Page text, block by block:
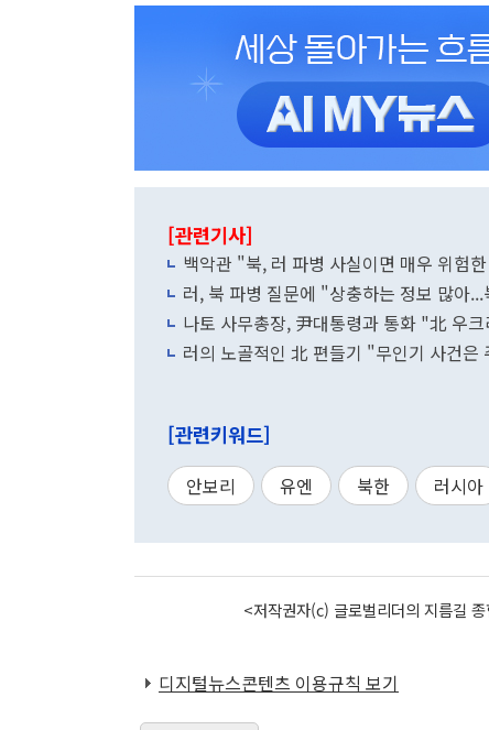
[관련기사]
백악관 "북, 러 파병 사실이면 매우 위험
러, 북 파병 질문에 "상충하는 정보 많아
나토 사무총장, 尹대통령과 통화 "北 우
러의 노골적인 北 편들기 "무인기 사건
[관련키워드]
안보리 유엔 북한 러시아
<저작권자(c) 글로벌리더의 지름길
디지털뉴스콘텐츠 이용규칙 보기